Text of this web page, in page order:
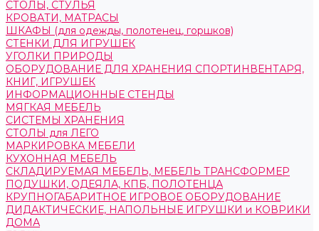
СТОЛЫ, СТУЛЬЯ
КРОВАТИ, МАТРАСЫ
ШКАФЫ (для одежды, полотенец, горшков)
СТЕНКИ ДЛЯ ИГРУШЕК
УГОЛКИ ПРИРОДЫ
ОБОРУДОВАНИЕ ДЛЯ ХРАНЕНИЯ СПОРТИНВЕНТАРЯ,
КНИГ, ИГРУШЕК
ИНФОРМАЦИОННЫЕ СТЕНДЫ
МЯГКАЯ МЕБЕЛЬ
СИСТЕМЫ ХРАНЕНИЯ
СТОЛЫ для ЛЕГО
МАРКИРОВКА МЕБЕЛИ
КУХОННАЯ МЕБЕЛЬ
СКЛАДИРУЕМАЯ МЕБЕЛЬ, МЕБЕЛЬ ТРАНСФОРМЕР
ПОДУШКИ, ОДЕЯЛА, КПБ, ПОЛОТЕНЦА
КРУПНОГАБАРИТНОЕ ИГРОВОЕ ОБОРУДОВАНИЕ
ДИДАКТИЧЕСКИЕ, НАПОЛЬНЫЕ ИГРУШКИ и КОВРИКИ
ДОМА